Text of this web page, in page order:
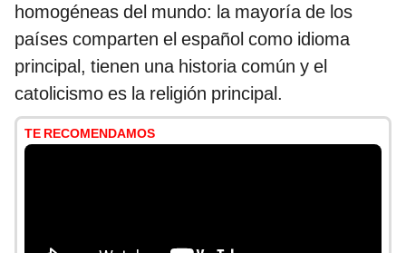
homogéneas del mundo: la mayoría de los
países comparten el español como idioma
principal, tienen una historia común y el
catolicismo es la religión principal.
TE RECOMENDAMOS